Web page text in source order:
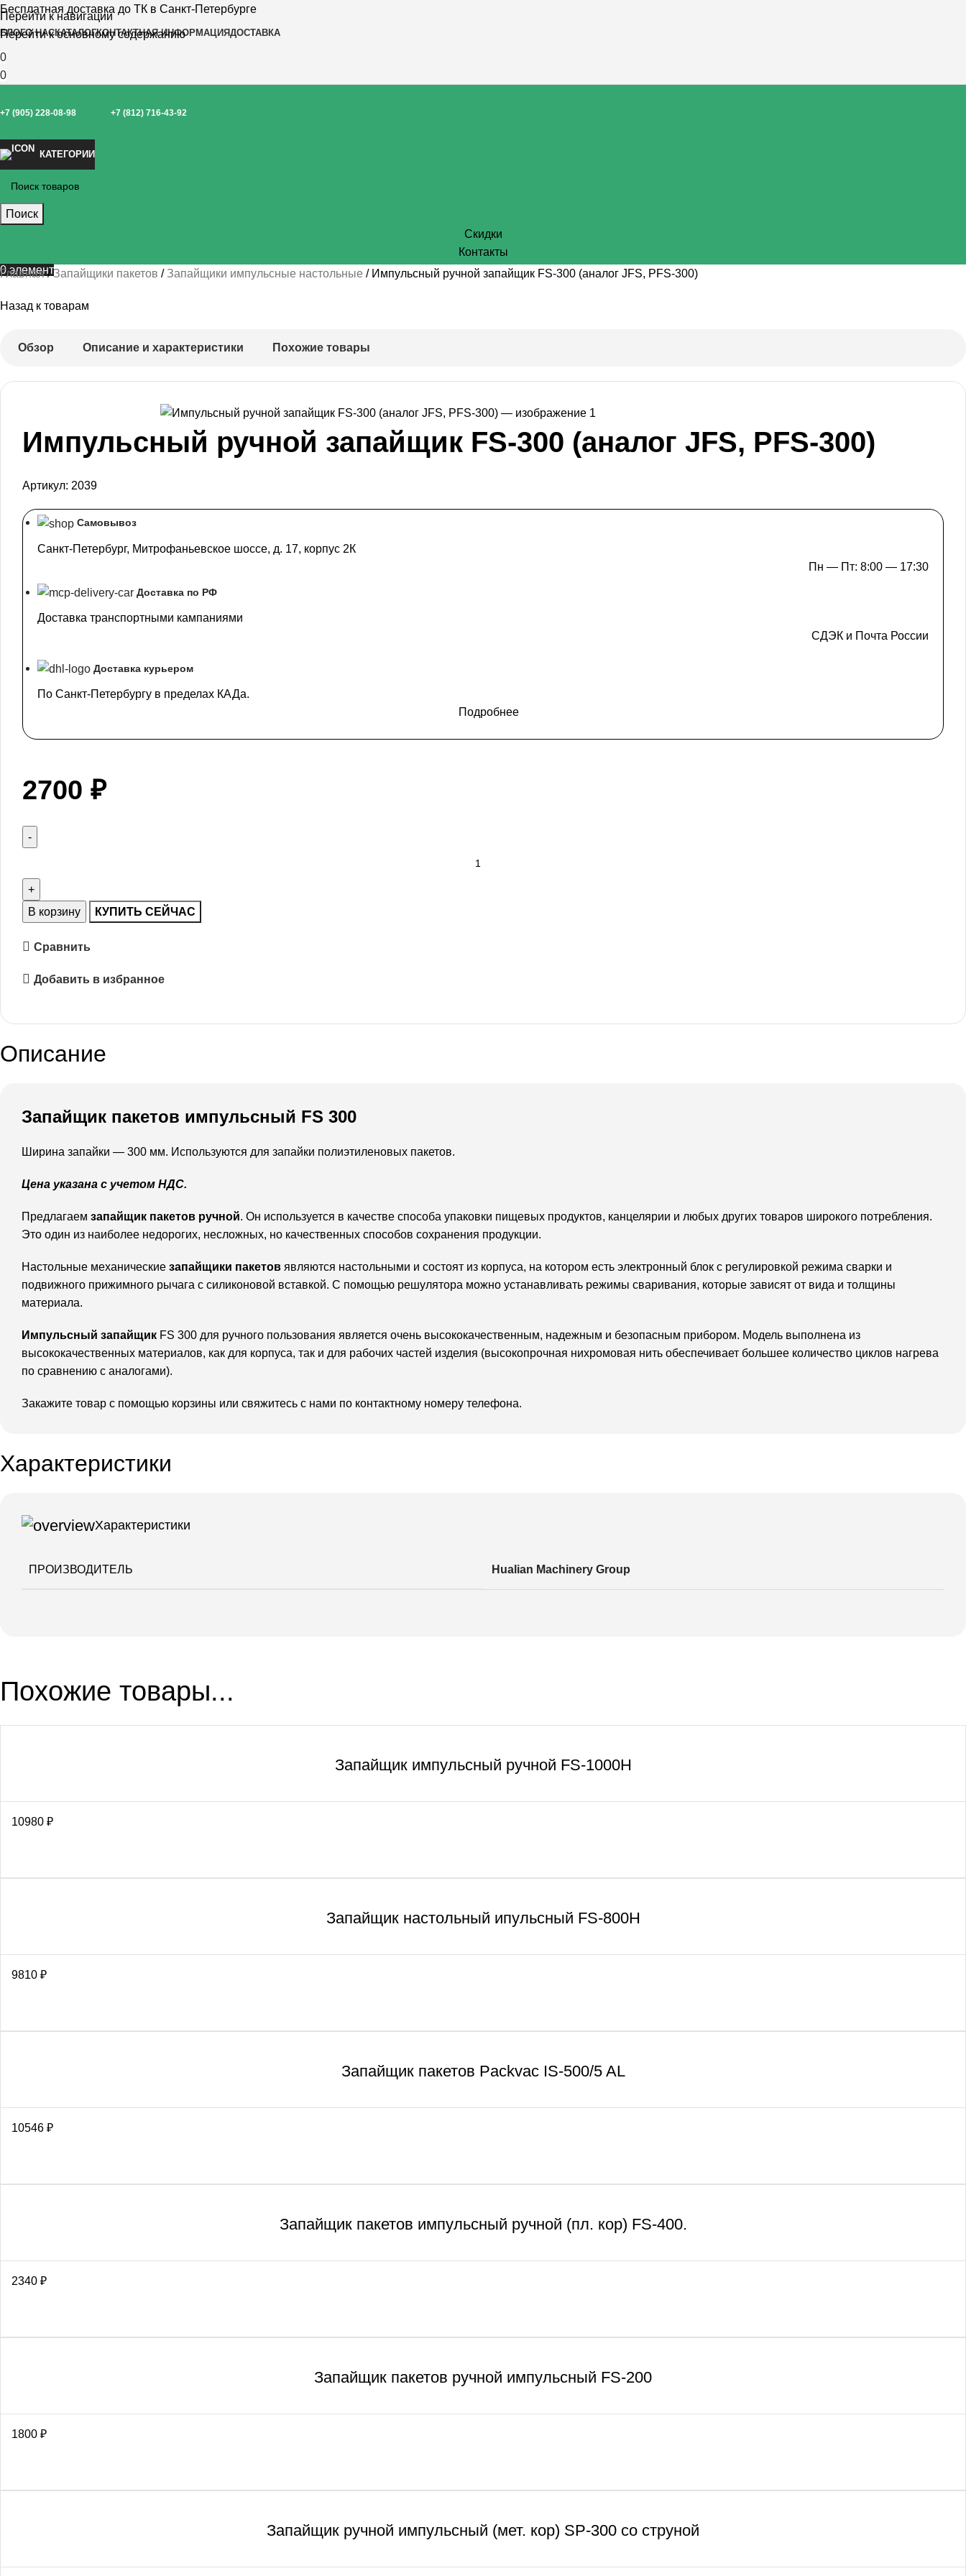
Перейти к навигации
Перейти к основному содержанию
Бесплатная доставка до ТК в Санкт-Петербурге
БЛОГО НАСКАТАЛОГКОНТАКТНАЯ ИНФОРМАЦИЯДОСТАВКА
0
0
+7 (905) 228-08-98 +7 (812) 716-43-92
КАТЕГОРИИ
Поиск
Скидки
Контакты
0элемент
Главная Запайщики пакетов Запайщики импульсные настольные Импульсный ручной запайщик FS-300 (аналог JFS, PFS-300)
Назад к товарам
Обзор Описание и характеристики Похожие товары
Импульсный ручной запайщик FS-300 (аналог JFS, PFS-300)
Артикул: 2039
Самовывоз
Санкт-Петербург, Митрофаньевское шоссе, д. 17, корпус 2К
Пн — Пт: 8:00 — 17:30
Доставка по РФ
Доставка транспортными кампаниями
СДЭК и Почта России
Доставка курьером
По Санкт-Петербургу в пределах КАДа.
Подробнее
2700 ₽
В корзину КУПИТЬ СЕЙЧАС
Сравнить
Добавить в избранное
Описание
Запайщик пакетов импульсный FS 300
Ширина запайки — 300 мм. Используются для запайки полиэтиленовых пакетов.
Цена указана с учетом НДС.
Предлагаем запайщик пакетов ручной. Он используется в качестве способа упаковки пищевых продуктов, канцелярии и любых других товаров широкого потребления.
Это один из наиболее недорогих, несложных, но качественных способов сохранения продукции.
Настольные механические запайщики пакетов являются настольными и состоят из корпуса, на котором есть электронный блок с регулировкой режима сварки и
подвижного прижимного рычага с силиконовой вставкой. С помощью решулятора можно устанавливать режимы сваривания, которые зависят от вида и толщины
материала.
Импульсный запайщик FS 300 для ручного пользования является очень высококачественным, надежным и безопасным прибором. Модель выполнена из
высококачественных материалов, как для корпуса, так и для рабочих частей изделия (высокопрочная нихромовая нить обеспечивает большее количество циклов нагрева
по сравнению с аналогами).
Закажите товар с помощью корзины или свяжитесь с нами по контактному номеру телефона.
Характеристики
Характеристики
ПРОИЗВОДИТЕЛЬ Hualian Machinery Group
Похожие товары...
Запайщик импульсный ручной FS-1000Н
10980 ₽
Запайщик настольный ипульсный FS-800Н
9810 ₽
Запайщик пакетов Packvac IS-500/5 AL
10546 ₽
Запайщик пакетов импульсный ручной (пл. кор) FS-400.
2340 ₽
Запайщик пакетов ручной импульсный FS-200
1800 ₽
Запайщик ручной импульсный (мет. кор) SP-300 со струной